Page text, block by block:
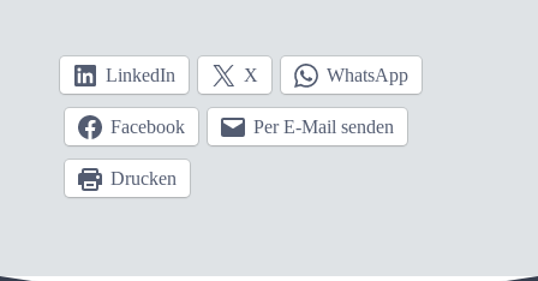
LinkedIn X WhatsApp
Facebook Per E-Mail senden
Drucken